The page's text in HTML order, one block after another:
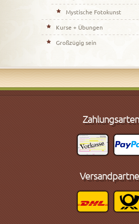
Mystische Fotokunst
Kurse + Übungen
Großzügig sein
Zahlungsarten